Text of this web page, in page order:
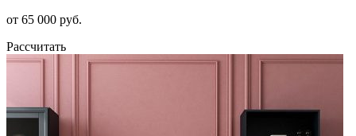
от 65 000 руб.
Рассчитать